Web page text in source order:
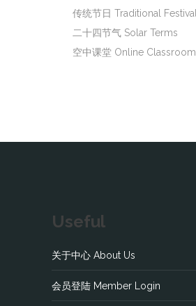
传统节日 Traditional Festival
二十四节气 Solar Terms
空中课堂 Online Classroom
Useful
关于中心 About Us
会员登陆 Member Login